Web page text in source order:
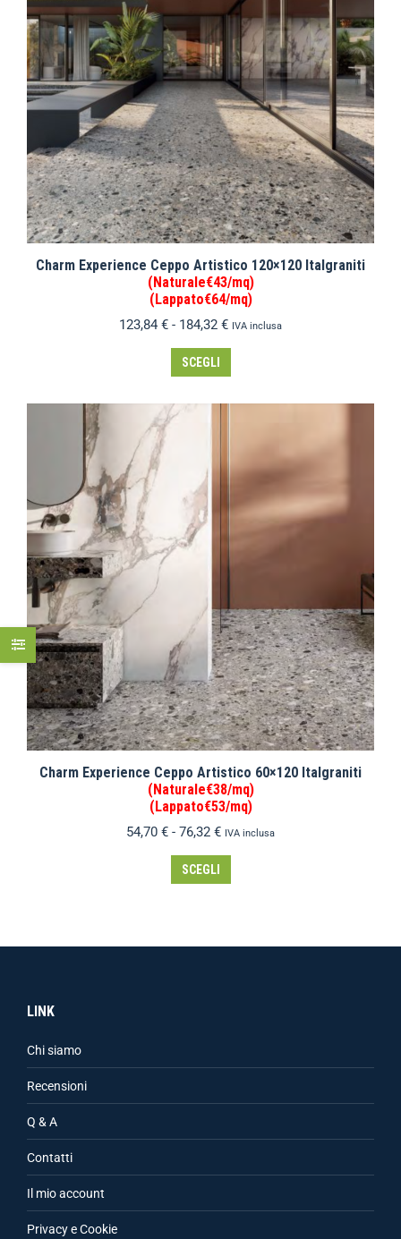
Charm Experience Ceppo Artistico 120×120 Italgraniti
(Naturale€43/mq)
(Lappato€64/mq)
123,84 € - 184,32 € IVA inclusa
SCEGLI
Charm Experience Ceppo Artistico 60×120 Italgraniti
(Naturale€38/mq)
(Lappato€53/mq)
54,70 € - 76,32 € IVA inclusa
SCEGLI
LINK
Chi siamo
Recensioni
Q & A
Contatti
Il mio account
Privacy e Cookie